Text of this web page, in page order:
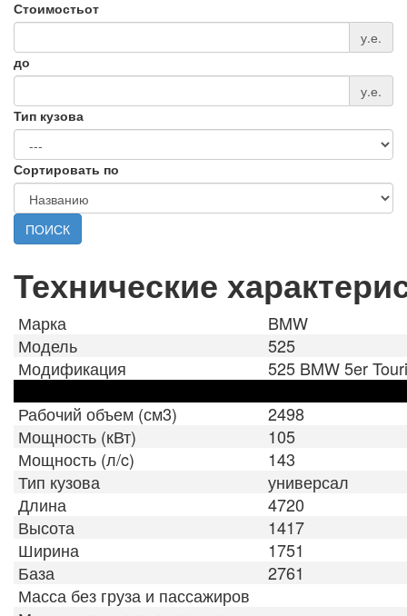
Стоимостьот
у.е.
до
у.е.
Тип кузова
Сортировать по
ПОИСК
Технические
Марка
BMW
Модель
525
Модификация
525 BMW 5er
Рабочий объем (см3)
2498
Мощность (кВт)
105
Мощность (л/c)
143
Тип кузова
универсал
Длина
4720
Высота
1417
Ширина
1751
База
2761
Масса без груза и пассажиров